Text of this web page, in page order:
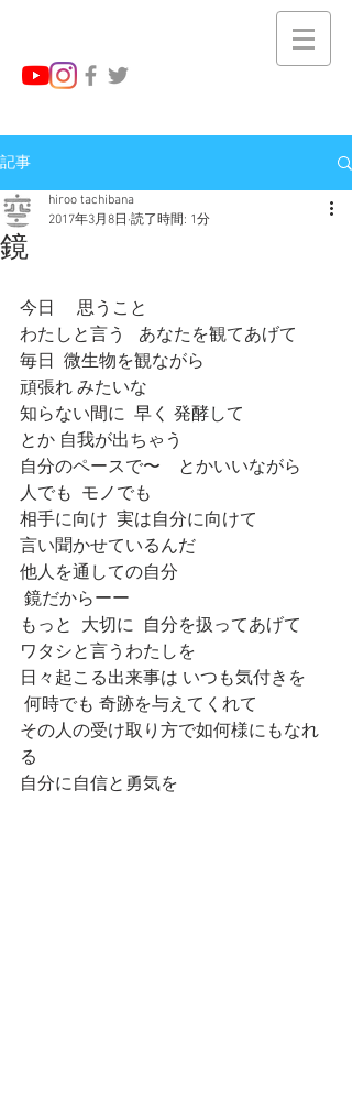
記事
鏡
hiroo tachibana
2017年3月8日 読了時間: 1分
今日     思うこと
わたしと言う   あなたを観てあげて
毎日  微生物を観ながら
頑張れ みたいな
知らない間に  早く 発酵して
とか 自我が出ちゃう
自分のペースで〜    とかいいながら
人でも  モノでも
相手に向け  実は自分に向けて
言い聞かせているんだ
他人を通しての自分
鏡だからーー
もっと  大切に  自分を扱ってあげて
ワタシと言うわたしを
日々起こる出来事は いつも気付きを
何時でも 奇跡を与えてくれて
その人の受け取り方で如何様にもなれ
る
自分に自信と勇気を